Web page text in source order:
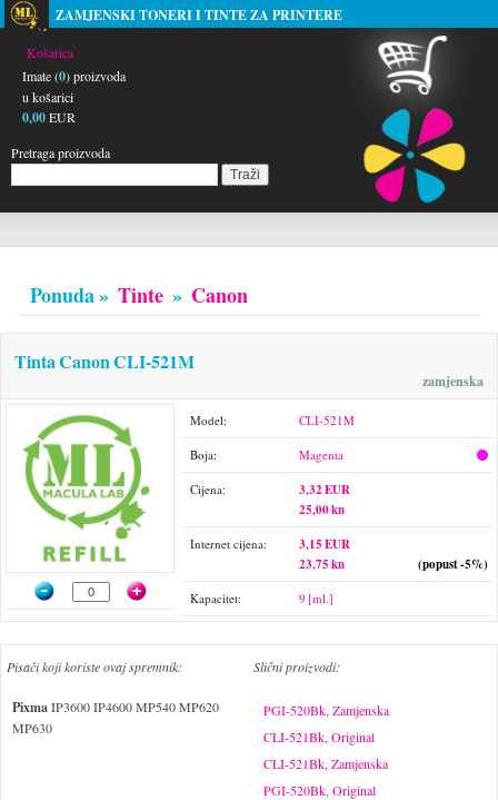
ZAMJENSKI TONERI I TINTE ZA PRINTERE
Košarica
Imate (0) proizvoda
u košarici
0,00EUR
Pretraga proizvoda
Ponuda » Tinte » Canon
Tinta Canon CLI-521M
zamjenska
Model: CLI-521M
Boja: Magenta
Cijena:
3,32 EUR
25,00 kn
Internet cijena:
3,15 EUR
23,75 kn
(popust -5%)
Kapacitet: 9 [ml.]
Pisači koji koriste ovaj spremnik:
PixmaIP3600 IP4600 MP540 MP620
MP630
Slični proizvodi:
PGI-520Bk, Zamjenska
CLI-521Bk, Original
CLI-521Bk, Zamjenska
PGI-520Bk, Original